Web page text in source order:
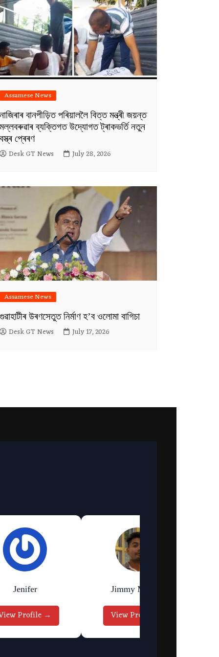
Assamese News
বানপীড়িত পৰিয়াললৈ বিত্ত মন্ত্ৰী জয়ন্ত
ব্যক্তিগত উদ্যোগত ট্ৰাকভৰ্তি নতুন
প্ৰেৰণ
Desk GT News July 28, 2026
Assamese News
উৰণসেতুত নিৰ্মাণ হ’ব ওলোমা বাগিচা
Desk GT News July 17, 2026
Jenifer
Profile →
Jimmy Murmu
View Profile →